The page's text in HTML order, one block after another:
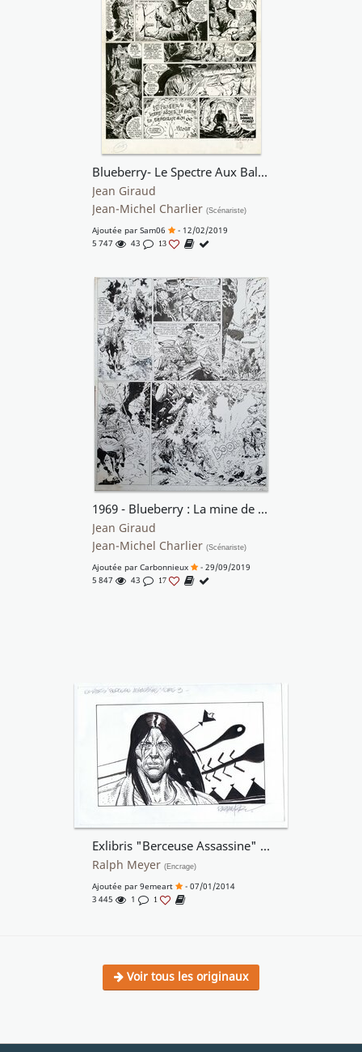
Blueberry- Le Spectre Aux Balles d’Or
Jean Giraud
Jean-Michel Charlier (Scénariste)
Ajoutée par Sam06
- 12/02/2019
5 747
43 13
1969 - Blueberry : La mine de l'Allemand perdu *
Jean Giraud
Jean-Michel Charlier (Scénariste)
Ajoutée par Carbonnieux
- 29/09/2019
5 847
43 17
Exlibris "Berceuse Assassine" T3 pour Boulevard des Bulles
Ralph Meyer (Encrage)
Ajoutée par 9emeart
- 07/01/2014
3 445
1 1
Voir tous les originaux